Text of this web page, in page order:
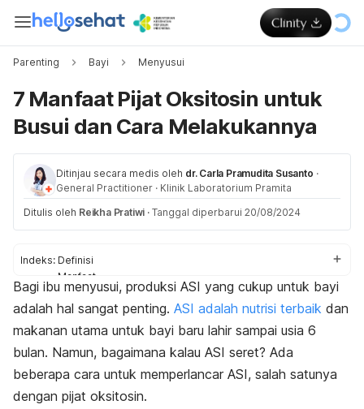
Parenting Bayi Menyusui
7 Manfaat Pijat Oksitosin untuk
Busui dan Cara Melakukannya
Ditinjau secara medis oleh dr. Carla Pramudita Susanto ·
General Practitioner · Klinik Laboratorium Pramita
Ditulis oleh Reikha Pratiwi · Tanggal diperbarui 20/08/2024
Indeks: Definisi
Manfaat
Cara
Bagi ibu menyusui, produksi ASI yang cukup untuk bayi
adalah hal sangat penting. ASI adalah nutrisi terbaik dan
makanan utama untuk bayi baru lahir sampai usia 6
bulan. Namun, bagaimana kalau ASI seret? Ada
beberapa cara untuk memperlancar ASI, salah satunya
dengan pijat oksitosin.